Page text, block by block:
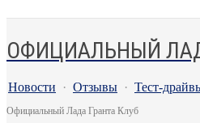
ОФИЦИАЛЬНЫЙ
Новости · Отзывы · Тест-
Официальный Лада Гранта Клуб